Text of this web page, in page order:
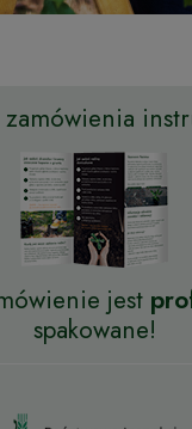
jest
spakowane!